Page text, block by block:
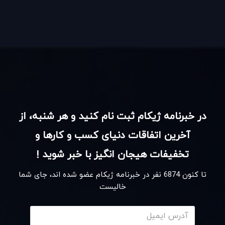
در خبرنامه ژیکام ثبت نام کنید و هر شنبه، از
آخرین اتفاقات دنیای کسب و کارها و
تخفیفات هیجان انگیز با خبر شوید !
تا کنون6874 نفر در خبرنامه ژیکام عضو شده اند، جای شما
خالیست